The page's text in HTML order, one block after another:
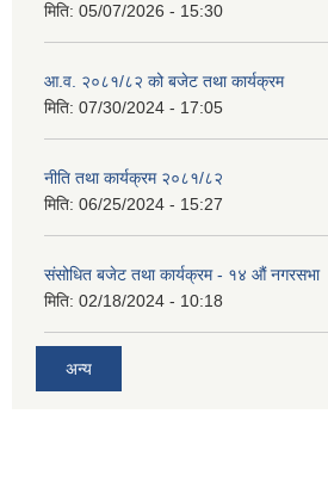
मिति: 05/07/2026 - 15:30
आ.व. २०८१/८२ को बजेट तथा कार्यक्रम
मिति: 07/30/2024 - 17:05
नीति तथा कार्यक्रम २०८१/८२
मिति: 06/25/2024 - 15:27
संसोधित बजेट तथा कार्यक्रम - १४ औं नगरसभा
मिति: 02/18/2024 - 10:18
अन्य